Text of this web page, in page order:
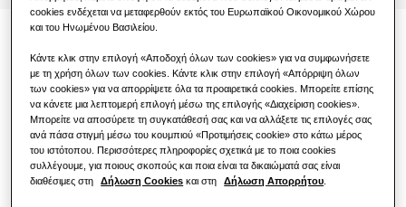
TDM Plus WindFree™ Deluxe
Η Samsung διευρύνει την τεχνολογία
WindFree™ με ένα ολοκαίνουργιο επιτοίχιο
μοντέλο WindFree™ για τη γκάμα προϊόντων
της σειράς EHS TDM Plus. Το τελευταίο
cookies ενδέχεται να μεταφερθούν εκτός του Ευρωπαϊκού Οικονομικού Χώρου
και του Ηνωμένου Βασιλείου.
Κάντε κλικ στην επιλογή «Αποδοχή όλων των cookies» για να συμφωνήσετε
με τη χρήση όλων των cookies. Κάντε κλικ στην επιλογή «Απόρριψη όλων
των cookies» για να απορρίψετε όλα τα προαιρετικά cookies. Μπορείτε επίσης
να κάνετε μια λεπτομερή επιλογή μέσω της επιλογής «Διαχείριση cookies».
Μπορείτε να αποσύρετε τη συγκατάθεσή σας και να αλλάξετε τις επιλογές σας
ανά πάσα στιγμή μέσω του κουμπιού «Προτιμήσεις cookie» στο κάτω μέρος
του ιστότοπου. Περισσότερες πληροφορίες σχετικά με το ποια cookies
συλλέγουμε, για ποιους σκοπούς και ποια είναι τα δικαιώματά σας είναι
διαθέσιμες στη
Δήλωση Cookies και στη Δήλωση Απορρήτου.